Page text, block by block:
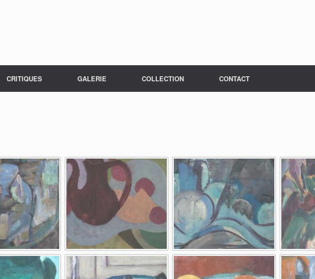
CRITIQUES GALERIE COLLECTION CONTACT